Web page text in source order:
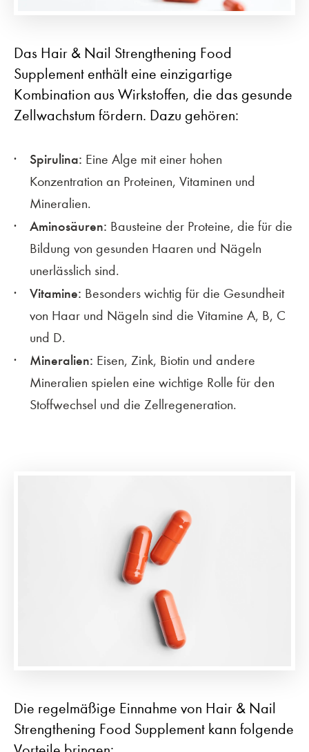
Das Hair & Nail Strengthening Food
Supplement enthält eine einzigartige
Kombination aus Wirkstoffen, die das gesunde
Zellwachstum fördern. Dazu gehören:
Spirulina: Eine Alge mit einer hohen
Konzentration an Proteinen, Vitaminen und
Mineralien.
Aminosäuren: Bausteine der Proteine, die für die
Bildung von gesunden Haaren und Nägeln
unerlässlich sind.
Vitamine: Besonders wichtig für die Gesundheit
von Haar und Nägeln sind die Vitamine A, B, C
und D.
Mineralien: Eisen, Zink, Biotin und andere
Mineralien spielen eine wichtige Rolle für den
Stoffwechsel und die Zellregeneration.
Die regelmäßige Einnahme von Hair & Nail
Strengthening Food Supplement kann folgende